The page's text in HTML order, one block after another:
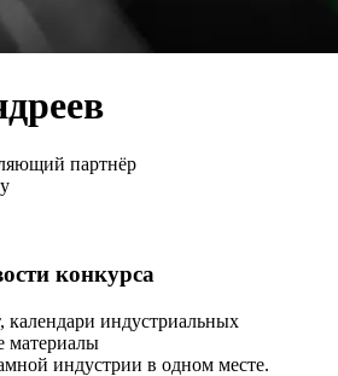
партнёр
конкурса
индустриальных
материалы
индустрии в одном месте.